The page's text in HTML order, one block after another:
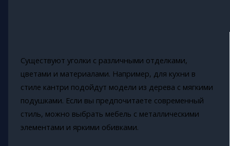
Существуют уголки с различными отделками,
цветами и материалами. Например, для кухни в
стиле кантри подойдут модели из дерева с мягкими
подушками. Если вы предпочитаете современный
стиль, можно выбрать мебель с металлическими
элементами и яркими обивками.